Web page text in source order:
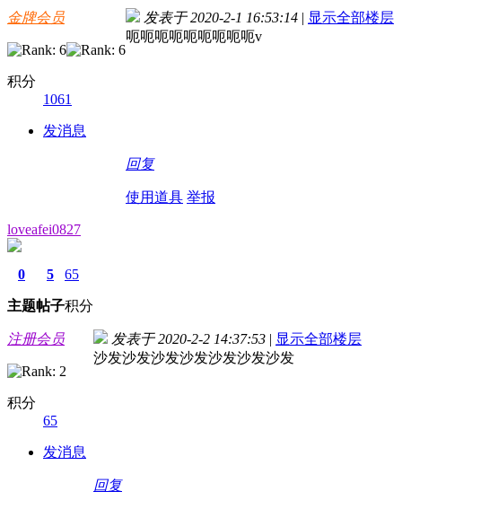
金牌会员
积分
1061
发消息
发表于 2020-2-1 16:53:14 | 显示全部楼层
呃呃呃呃呃呃呃呃呃v
回复
使用道具 举报
loveafei0827
0
主题
5
帖子
65
积分
注册会员
积分
65
发消息
发表于 2020-2-2 14:37:53 | 显示全部楼层
沙发沙发沙发沙发沙发沙发沙发
回复